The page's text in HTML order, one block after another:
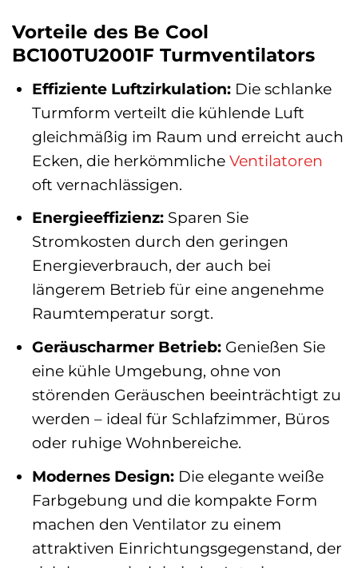
Vorteile des Be Cool
BC100TU2001F Turmventilators
Effiziente Luftzirkulation:Die schlanke
Turmform verteilt die kühlende Luft
gleichmäßig im Raum und erreicht auch
Ecken, die herkömmliche Ventilatoren
oft vernachlässigen.
Energieeffizienz:Sparen Sie
Stromkosten durch den geringen
Energieverbrauch, der auch bei
längerem Betrieb für eine angenehme
Raumtemperatur sorgt.
Geräuscharmer Betrieb:Genießen Sie
eine kühle Umgebung, ohne von
störenden Geräuschen beeinträchtigt zu
werden – ideal für Schlafzimmer, Büros
oder ruhige Wohnbereiche.
Modernes Design:Die elegante weiße
Farbgebung und die kompakte Form
machen den Ventilator zu einem
attraktiven Einrichtungsgegenstand, der